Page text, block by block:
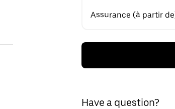
Assurance (à partir
Have a question?